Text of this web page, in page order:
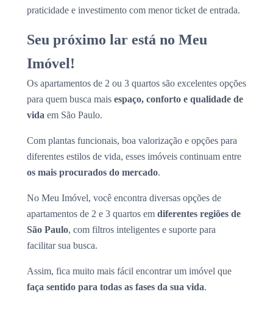
praticidade e investimento com menor ticket de entrada.
Seu próximo lar está no Meu
Imóvel!
Os apartamentos de 2 ou 3 quartos são excelentes opções
para quem busca mais espaço, conforto e qualidade de
vida em São Paulo.
Com plantas funcionais, boa valorização e opções para
diferentes estilos de vida, esses imóveis continuam entre
os mais procurados do mercado.
No Meu Imóvel, você encontra diversas opções de
apartamentos de 2 e 3 quartos em diferentes regiões de
São Paulo, com filtros inteligentes e suporte para
facilitar sua busca.
Assim, fica muito mais fácil encontrar um imóvel que
faça sentido para todas as fases da sua vida.